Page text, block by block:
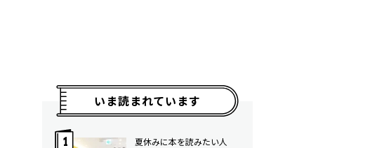
いま読まれています
夏休みに本を読みたい人